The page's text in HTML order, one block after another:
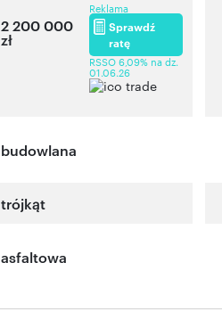
2 200 000
zł
Reklama
Sprawdź
ratę
RSSO 6,09% na dz.
01.06.26
budowlana
trójkąt
asfaltowa